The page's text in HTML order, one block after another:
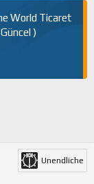
World Ticaret
)
Unendliche